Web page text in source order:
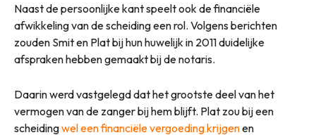
Naast de persoonlijke kant speelt ook de financiële
afwikkeling van de scheiding een rol. Volgens berichten
zouden Smit en Plat bij hun huwelijk in 2011 duidelijke
afspraken hebben gemaakt bij de notaris.
Daarin werd vastgelegd dat het grootste deel van het
vermogen van de zanger bij hem blijft. Plat zou bij een
scheidingwel een financiële vergoeding krijgenen